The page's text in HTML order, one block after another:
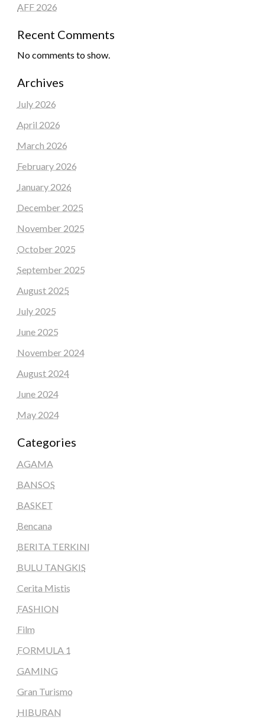
AFF 2026
Recent Comments
No comments to show.
Archives
July 2026
April 2026
March 2026
February 2026
January 2026
December 2025
November 2025
October 2025
September 2025
August 2025
July 2025
June 2025
November 2024
August 2024
June 2024
May 2024
Categories
AGAMA
BANSOS
BASKET
Bencana
BERITA TERKINI
BULU TANGKIS
Cerita Mistis
FASHION
Film
FORMULA 1
GAMING
Gran Turismo
HIBURAN